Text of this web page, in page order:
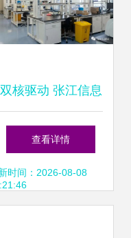
双核驱动 张江信息
科技新里程碑——
中心与孵化器正式
查看详情
时间：2026-08-08